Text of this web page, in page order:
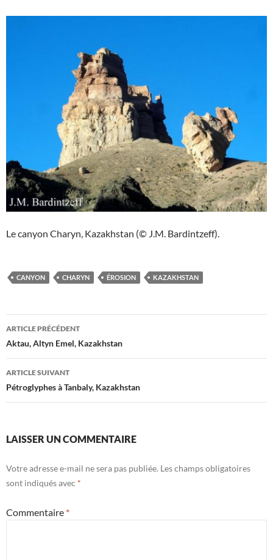
Le canyon Charyn, Kazakhstan (© J.M. Bardintzeff).
CANYON CHARYN ÉROSION KAZAKHSTAN
Navigation
des
articles
ARTICLE PRÉCÉDENT
Aktau, Altyn Emel, Kazakhstan
ARTICLE SUIVANT
Pétroglyphes à Tanbaly, Kazakhstan
LAISSER UN COMMENTAIRE
Votre adresse e-mail ne sera pas publiée. Les champs obligatoires
sont indiqués avec *
Commentaire *